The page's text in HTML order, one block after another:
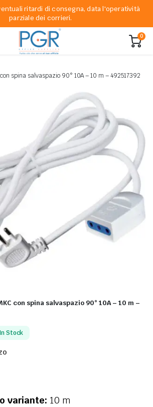
ritardi di consegna, data l'operatività
parziale dei corrieri.
0
spina salvaspazio 90° 10A – 10 m – 492517392
con spina salvaspazio 90° 10A – 10 m –
In Stock
variante: 10 m